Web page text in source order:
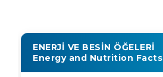
ENERJİ VE BESİN ÖĞELERİ
Energy and Nutrition Facts